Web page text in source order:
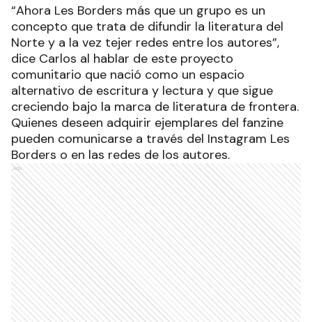
“Ahora Les Borders más que un grupo es un
concepto que trata de difundir la literatura del
Norte y a la vez tejer redes entre los autores”,
dice Carlos al hablar de este proyecto
comunitario que nació como un espacio
alternativo de escritura y lectura y que sigue
creciendo bajo la marca de literatura de frontera.
Quienes deseen adquirir ejemplares del fanzine
pueden comunicarse a través del Instagram Les
Borders o en las redes de los autores.
Ads